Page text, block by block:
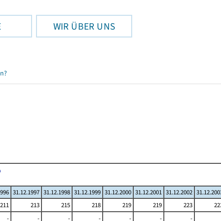
WIR ÜBER UNS
31.12.1997 31.12.1998 31.12.1999 31.12.2000 31.12.2001 31.12.2002
211 213 215 218 219 219 223
- - - - - -
-